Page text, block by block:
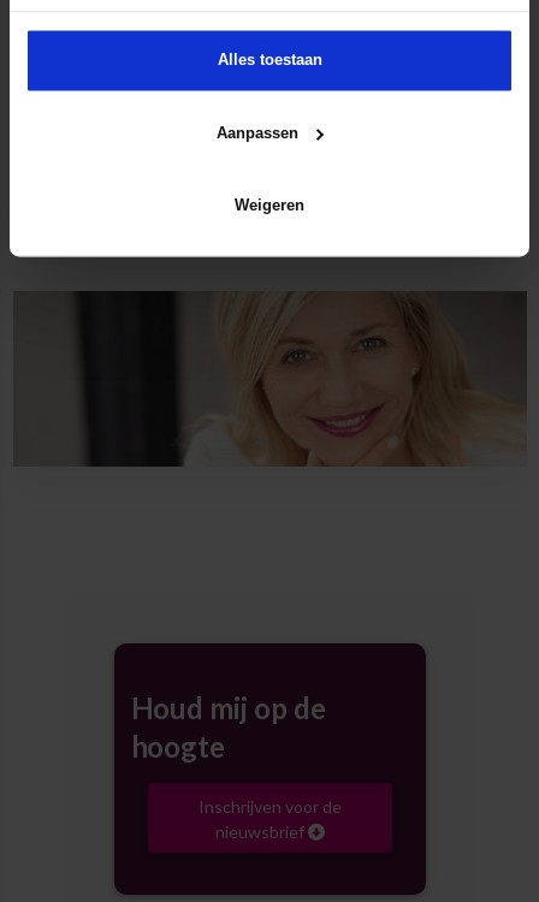
Alles toestaan
Aanpassen
Weigeren
Houd mij op de
hoogte
Inschrijven voor de
nieuwsbrief